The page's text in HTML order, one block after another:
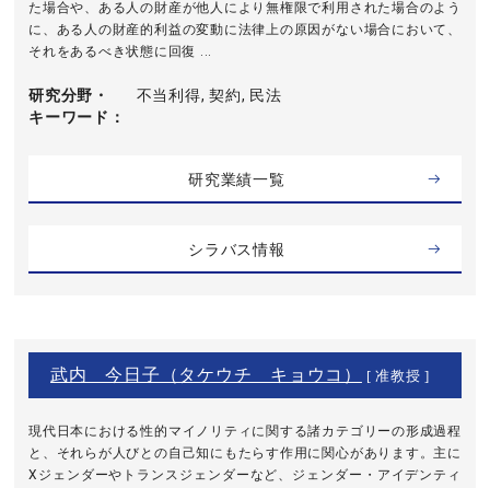
た場合や、ある人の財産が他人により無権限で利用された場合のよう
に、ある人の財産的利益の変動に法律上の原因がない場合において、
それをあるべき状態に回復 ...
研究分野・
キーワード
不当利得, 契約, 民法
研究業績一覧
シラバス情報
武内 今日子（タケウチ キョウコ） [ 准教授 ]
現代日本における性的マイノリティに関する諸カテゴリーの形成過程
と、それらが人びとの自己知にもたらす作用に関心があります。主に
Xジェンダーやトランスジェンダーなど、ジェンダー・アイデンティ